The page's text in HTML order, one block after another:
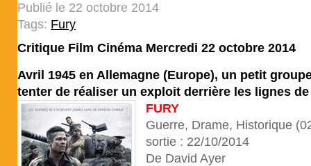
Publié le 22 octobre 2014
Tags: Fury
Critique Film Cinéma Mercredi 22 octobre 2014
Avril 1945 en Allemagne (Europe), un petit
tenter de réaliser un exploit derrière les lignes de
FURY
Guerre, Drame, Historique
sortie : 22/10/2014
De David Ayer